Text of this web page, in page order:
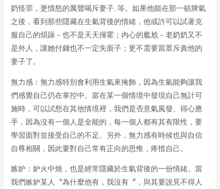
奶怪罪，更憤怒的厲聲喝斥妻子…等。如果他能在那一頓脾氣
之後，看到那些隱藏在生氣背後的情緒，他或許可以試著克
服自己的煩躁－也不是天天揮霍；內心的尷尬－老奶奶又不
是外人，讓她付錢也不一定失面子；更不需要當眾斥責他的
妻子了。
無力感：無力感特別會利用生氣來掩飾，因為生氣能夠讓我
們感覺自己仍在掌控中。當在某一個情境中發現自己無計可
施時，可以試想在其他情境裡，我們是否意氣風發、得心應
手，因為沒有一個人是全能的，每一個人都有其有限性，要
學習面對並接受自己的不足。另外，無力感有時候也與自信
自尊相關，因此要對自己常有正向的思惟，疼惜自己。
嫉妒：妒火中燒，也是經常隱藏於生氣背後的一份情緒。當
我們嫉妒某人〝為什麼他有，我沒有〞，與其要說見不得人